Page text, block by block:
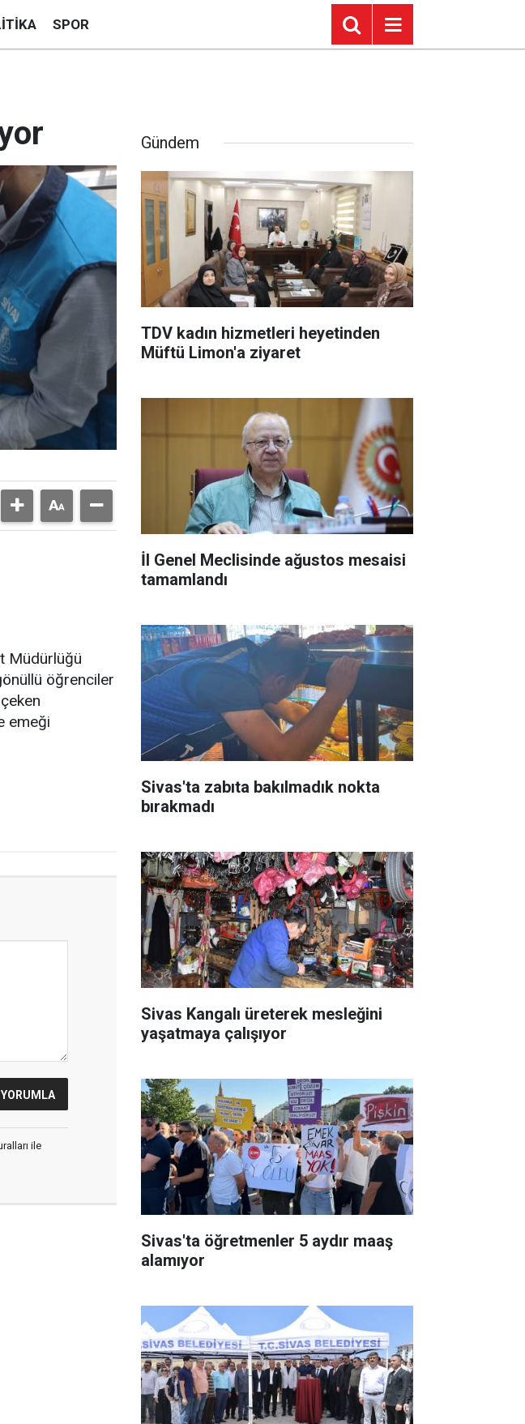
SPOR
Müdürlüğü
öğrenciler
emeği
ile
Gündem
TDV kadın hizmetleri heyetinden
Müftü Limon'a ziyaret
İl Genel Meclisinde ağustos mesaisi
tamamlandı
Sivas'ta zabıta bakılmadık nokta
bırakmadı
Sivas Kangalı üreterek mesleğini
yaşatmaya çalışıyor
Sivas'ta öğretmenler 5 aydır maaş
alamıyor